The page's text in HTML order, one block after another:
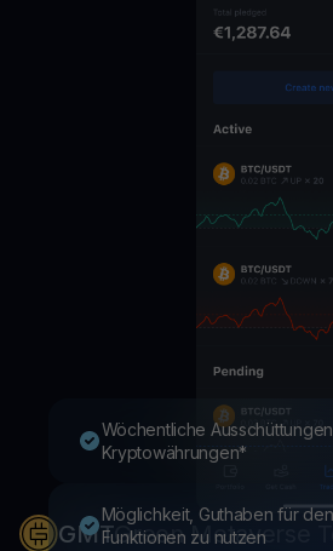
Wöchentliche
Kryptowährungen*
Möglichkeit, Guthaben für
Funktionen zu nutzen
GMTGreen Metaverse